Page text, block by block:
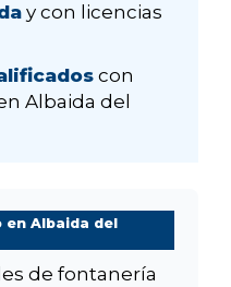
y con licencias
con
Albaida del
en Albaida del
de fontanería